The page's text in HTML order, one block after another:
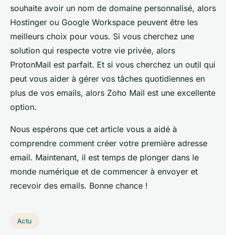
souhaite avoir un nom de domaine personnalisé, alors
Hostinger ou Google Workspace peuvent être les
meilleurs choix pour vous. Si vous cherchez une
solution qui respecte votre vie privée, alors
ProtonMail est parfait. Et si vous cherchez un outil qui
peut vous aider à gérer vos tâches quotidiennes en
plus de vos emails, alors Zoho Mail est une excellente
option.
Nous espérons que cet article vous a aidé à
comprendre comment créer votre première adresse
email. Maintenant, il est temps de plonger dans le
monde numérique et de commencer à envoyer et
recevoir des emails. Bonne chance !
Actu